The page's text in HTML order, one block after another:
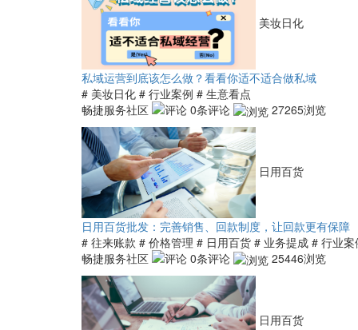
美妆日化
私域运营到底该怎么做？看看你适不适合做私域
# 美妆日化 # 行业案例 # 生意看点
畅捷服务社区
0条评论 27265浏览
日用百货
日用百货批发：完善销售、回款制度，让回款更有保障
# 往来账款 # 价格管理 # 日用百货 # 业务提成 # 行业案
畅捷服务社区
0条评论 25446浏览
日用百货